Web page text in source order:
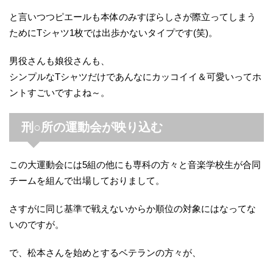
と言いつつピエールも本体のみすぼらしさが際立ってしまう
ためにTシャツ1枚では出歩かないタイプです(笑)。
男役さんも娘役さんも、
シンプルなTシャツだけであんなにカッコイイ＆可愛いってホ
ントすごいですよね～。
刑○所の運動会が映り込む
この大運動会には5組の他にも専科の方々と音楽学校生が合同
チームを組んで出場しておりまして。
さすがに同じ基準で戦えないからか順位の対象にはなってな
いのですが。
で、松本さんを始めとするベテランの方々が、